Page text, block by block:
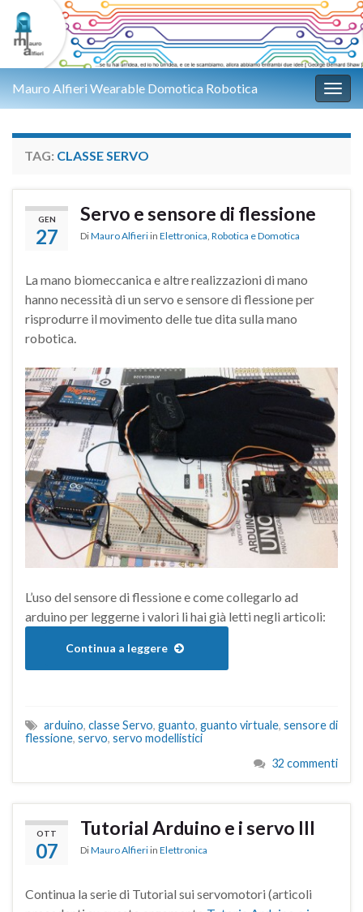
Mauro Alfieri Wearable Domotica Robotica
TAG: CLASSE SERVO
GEN
27
Servo e sensore di flessione
DiMauro Alfieri in Elettronica, Robotica e Domotica
La mano biomeccanica e altre realizzazioni di mano
hanno necessità di un servo e sensore di flessione per
risprodurre il movimento delle tue dita sulla mano
robotica.
L’uso del sensore di flessione e come collegarlo ad
arduino per leggerne i valori li hai già letti negli articoli:
Continua a leggere
arduino, classe Servo, guanto, guanto virtuale, sensore di
flessione, servo, servo modellistici
32 commenti
OTT
07
Tutorial Arduino e i servo III
DiMauro Alfieri in Elettronica
Continua la serie di Tutorial sui servomotori (articoli